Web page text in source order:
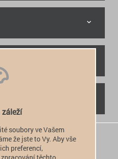
 +420 774 949 776
info@alfatactical.cz
záleží
soubory ve Vašem
že jste to Vy. Aby vše
preferencí,